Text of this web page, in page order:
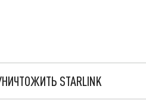
STARLINK